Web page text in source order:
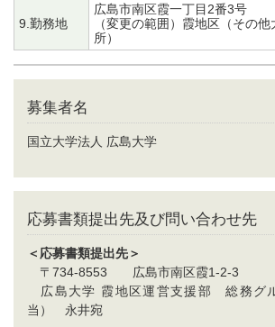
9.勤務地
広島市南区霞一丁目2番3号
（変更の範囲）霞地区（その
所）
募集者名
国立大学法人 広島大学
応募書類提出先及び問い合わせ先
＜応募書類提出先＞
〒734-8553 広島市南区霞1-2-3
広島大学 霞地区運営支援部 総務グ
当） 永井宛